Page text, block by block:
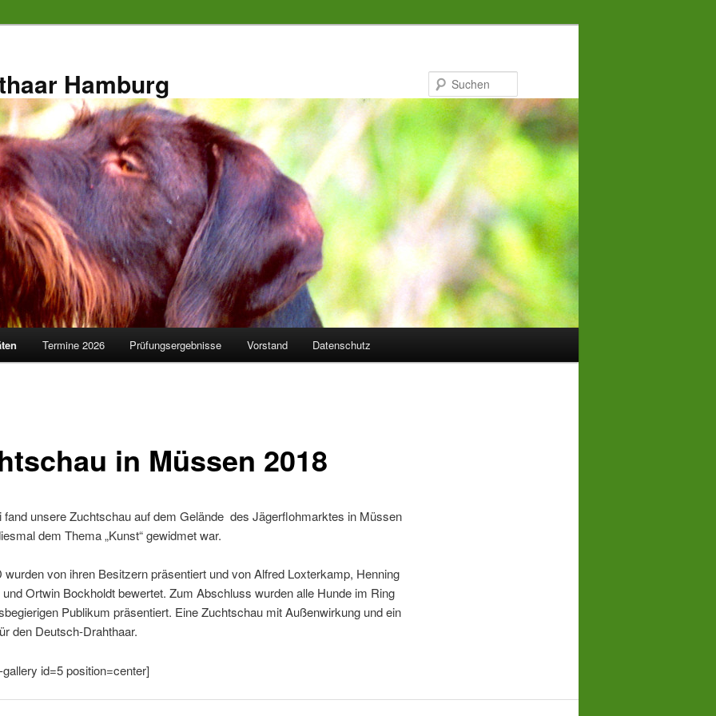
Hamburg
Termine 2026 Prüfungsergebnisse Vorstand Datenschutz
in Müssen 2018
fand unsere Zuchtschau auf dem Gelände des Jägerflohmarktes in Müssen
dem Thema „Kunst“ gewidmet war.
wurden von ihren Besitzern präsentiert und von Alfred Loxterkamp, Henning
Ortwin Bockholdt bewertet. Zum Abschluss wurden alle Hunde im Ring
Publikum präsentiert. Eine Zuchtschau mit Außenwirkung und ein
den Deutsch-Drahthaar.
id=5 position=center]